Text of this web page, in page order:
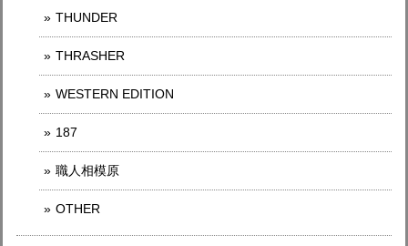
THUNDER
THRASHER
WESTERN EDITION
187
職人相模原
OTHER